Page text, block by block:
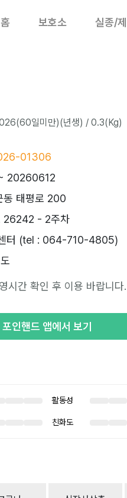
홈 보호소 실종/
일미만)(년생) / 0.3(Kg)
01306
20260612
동 태평로 200
26242 - 2주차
터 (tel : 064-710-4805)
시간 확인 후 이용 바랍니다.
포인핸드 앱에서 보기
활동성
친화도